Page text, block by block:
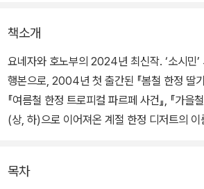
책소개
요네자와 호노부의 2024년 최신작. ‘소시민’ 시리즈 중 다섯 번째 단
행본으로, 2004년 첫 출간된 『봄철 한정 딸
『여름철 한정 트로피컬 파르페 사건』, 『가을
(상, 하)으로 이어져온 계절 한정 디저트의
학 시절의 사건까지 담고 있어 오랫동안 기다
목차